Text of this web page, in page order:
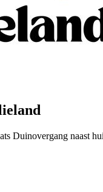
Duinovergang naast